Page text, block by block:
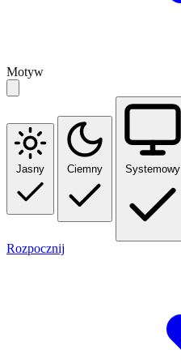
Motyw
Jasny Ciemny Systemowy
Rozpocznij